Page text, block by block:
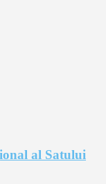
al Satului